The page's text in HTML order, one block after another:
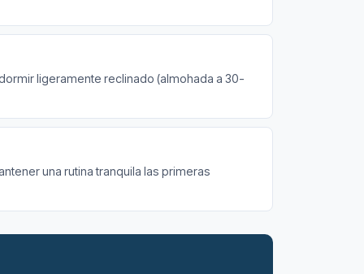
ligeramente reclinado (almohada a 30-
una rutina tranquila las primeras